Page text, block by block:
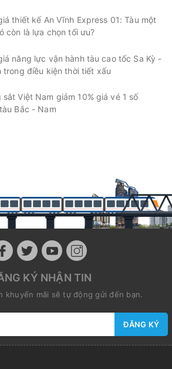
thiết kế An Vĩnh Express 01: Tàu một
còn là lựa chọn tối ưu?
năng lực vận hành tàu cao tốc Sa Kỳ -
trong điều kiện thời tiết xấu
Việt Nam giảm 10% giá vé 1 số
Bắc - Nam
KÝ NHẬN TIN
khuyến mãi sẽ tự động gửi đến bạn.
ĐĂNG KÝ